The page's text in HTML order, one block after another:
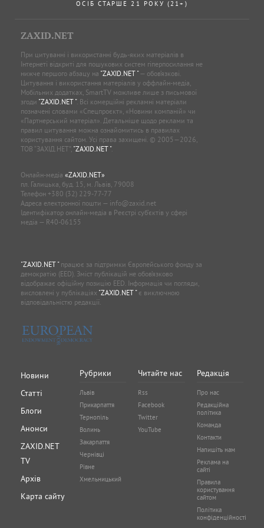
ОСІБ СТАРШЕ 21 РОКУ (21+)
ZAXID.NET
При цитуванні і використанні будь-яких матеріалів в
Інтернеті відкриті для пошукових систем гіперпосилання не
нижче першого абзацу на "ZAXID.NET "— обов’язкові.
Цитування і використання матеріалів у оффлайн-медіа,
Мобільних додатках, SmartTV можливе лише з письмової
згоди "ZAXID.NET ". Всі комерційні рекламні матеріали
позначені словами «Спецпроєкт», «Новини компаній» чи
«Партнерський матеріал». Детальніше щодо реклами та
правил цитування можна ознайомитись в правилах
користування сайтом. Усі права захищені. © 2005—2026,
ТОВ “ЗАХІД.НЕТ”, "ZAXID.NET ".
Онлайн-медіа «ZAXID.NET»
пл. Галицька, буд. 15, м. Львів, 79008
Телефон +380 (32) 229-77-77
Адреса електронної пошти — info@zaxid.net
Ідентифікатор онлайн-медіа в Реєстрі суб'єктів у сфері
медіа — R40-06155
"ZAXID.NET "працює за підтримки Європейського фонду за
демократію (EED). Зміст публікацій не обов’язково
відображає офіційну позицію EED. Інформація чи погляди,
висловлені у публікаціях "ZAXID.NET "є виключною
відповідальністю редакції.
Новини
Статті
Блоги
Анонси
ZAXID.NET
TV
Архів
Карта сайту
Рубрики
Львів
Прикарпаття
Тернопіль
Волинь
Закарпаття
Чернівці
Рівне
Хмельницький
Читайте нас
Rss
Facebook
Twitter
YouTube
Редакція
Про нас
Редакційна
політика
Команда
Контакти
Напишіть нам
Реклама на
сайті
Правила
користування
сайтом
Політика
конфіденційності